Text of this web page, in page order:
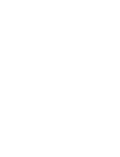
Freude
(Sie wissen,